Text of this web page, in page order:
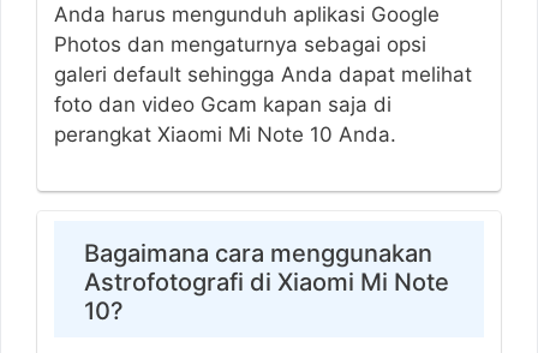
Anda harus mengunduh aplikasi Google
Photos dan mengaturnya sebagai opsi
galeri default sehingga Anda dapat melihat
foto dan video Gcam kapan saja di
perangkat Xiaomi Mi Note 10 Anda.
Bagaimana cara menggunakan
Astrofotografi di Xiaomi Mi Note
10?